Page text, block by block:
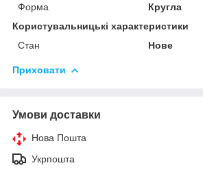
Форма
Кругла
Користувальницькі характеристики
Стан
Нове
Приховати
Умови доставки
Нова Пошта
Укрпошта